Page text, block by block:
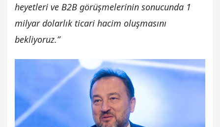
heyetleri ve B2B görüşmelerinin sonucunda 1
milyar dolarlık ticari hacim oluşmasını
bekliyoruz.”